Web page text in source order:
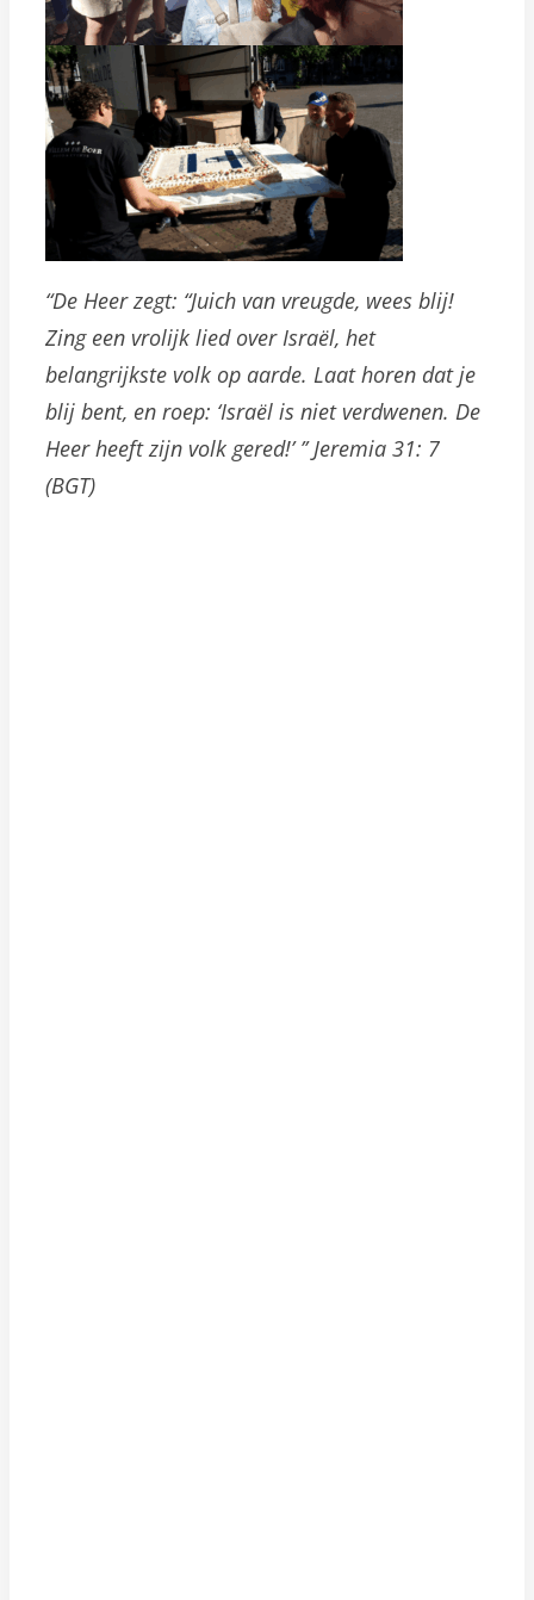
“De Heer zegt: “Juich van vreugde, wees blij!
Zing een vrolijk lied over Israël, het
belangrijkste volk op aarde. Laat horen dat je
blij bent, en roep: ‘Israël is niet verdwenen. De
Heer heeft zijn volk gered!’ ’’ Jeremia 31: 7
(BGT)